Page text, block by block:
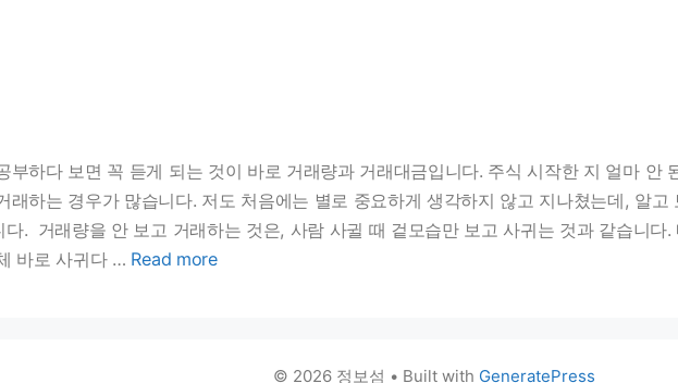
부하다 보면 꼭 듣게 되는 것이 바로 거래량과 거래대금입니다. 주식 시작한 지 얼마 안
래하는 경우가 많습니다. 저도 처음에는 별로 중요하게 생각하지 않고 지나쳤는데, 알
다. 거래량을 안 보고 거래하는 것은, 사람 사귈 때 겉모습만 보고 사귀는 것과 같습니다
바로 사귀다 … Read more
© 2026 정보섬 • Built with GeneratePress